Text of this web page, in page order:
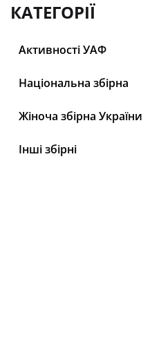
КАТЕГОРІЇ
Активності УАФ
Національна збірна
Жіноча збірна України
Інші збірні